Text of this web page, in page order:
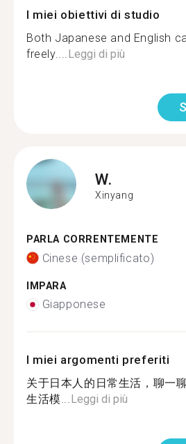
I miei obiettivi di studio
Both Japanese and English
freely....Leggi di più
W.
Xinyang
PARLA CORRENTEMENTE
Cinese (semplificato)
IMPARA
Giapponese
I miei argomenti preferiti
关于日本人的日常生活，聊一
生活模...Leggi di più